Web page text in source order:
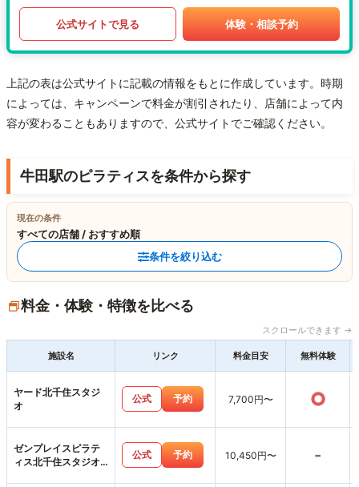
公式サイトで見る 体験・相談予約
上記の表は公式サイトに記載の情報をもとに作成しています。時期
によっては、キャンペーンで料金が割引されたり、店舗によって内
容が変わることもありますので、公式サイトでご確認ください。
牛田駅のピラティスを条件から探す
現在の条件
すべての店舗 / おすすめ順
条件を絞り込む
料金・体験・特徴を比べる
スクロールできます →
施設名 リンク 料金目安 無料体験
ヤード北千住スタジ
オ
公式 予約 7,700円〜 ○
ゼンプレイスピラテ
ィス北千住スタジオ
公式 予約 10,450円〜 -